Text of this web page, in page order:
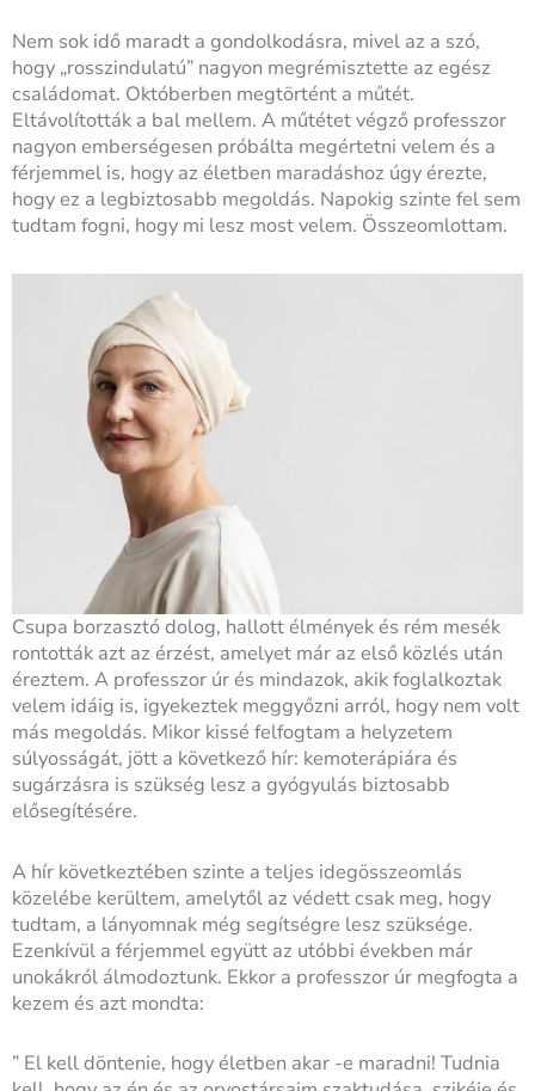
Nem sok idő maradt a gondolkodásra, mivel az a szó,
hogy „rosszindulatú” nagyon megrémisztette az egész
családomat. Októberben megtörtént a műtét.
Eltávolították a bal mellem. A műtétet végző professzor
nagyon emberségesen próbálta megértetni velem és a
férjemmel is, hogy az életben maradáshoz úgy érezte,
hogy ez a legbiztosabb megoldás. Napokig szinte fel sem
tudtam fogni, hogy mi lesz most velem. Összeomlottam.
Csupa borzasztó dolog, hallott élmények és rém mesék
rontották azt az érzést, amelyet már az első közlés után
éreztem. A professzor úr és mindazok, akik foglalkoztak
velem idáig is, igyekeztek meggyőzni arról, hogy nem volt
más megoldás. Mikor kissé felfogtam a helyzetem
súlyosságát, jött a következő hír: kemoterápiára és
sugárzásra is szükség lesz a gyógyulás biztosabb
elősegítésére.
A hír következtében szinte a teljes idegösszeomlás
közelébe kerültem, amelytől az védett csak meg, hogy
tudtam, a lányomnak még segítségre lesz szüksége.
Ezenkívül a férjemmel együtt az utóbbi években már
unokákról álmodoztunk. Ekkor a professzor úr megfogta a
kezem és azt mondta:
” El kell döntenie, hogy életben akar -e maradni! Tudnia